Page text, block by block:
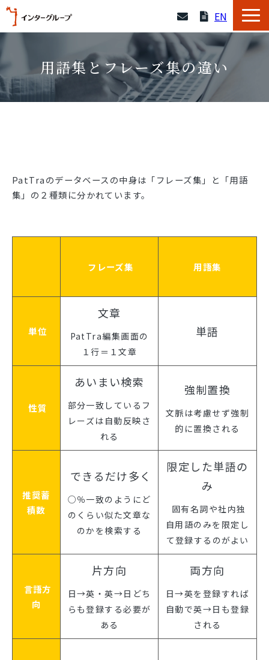
EN
採用情報
導入事例
用語集とフレーズ集の違い
PatTraのデータベースの中身は「フレーズ集」と「用語
集」の２種類に分かれています。
フレーズ集 用語集
単位
文章
PatTra編集画面の
１行＝１文章
単語
性質
あいまい検索
部分一致しているフ
レーズは自動反映さ
れる
強制置換
文脈は考慮せず強制
的に置換される
推奨蓄
積数
できるだけ多く
○％一致のようにど
のくらい似た文章な
のかを検索する
限定した単語の
み
固有名詞や社内独
自用語のみを限定し
て登録するのがよい
言語方
向
片方向
日→英・英→日どち
らも登録する必要が
ある
両方向
日→英を登録すれば
自動で英→日も登録
される